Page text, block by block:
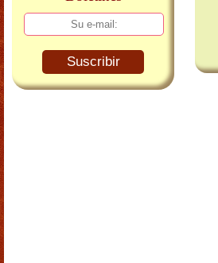
Suscribir